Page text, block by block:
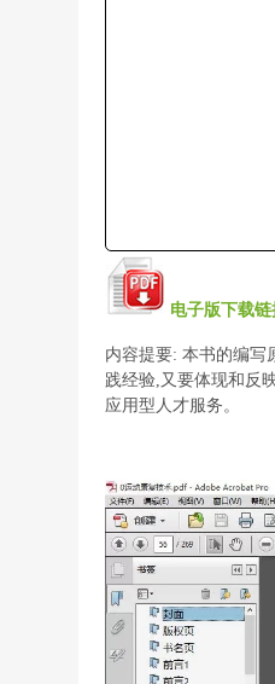
电子版下载链
内容提要: 本书的编写
践经验,又要体现和反
应用型人才服务。